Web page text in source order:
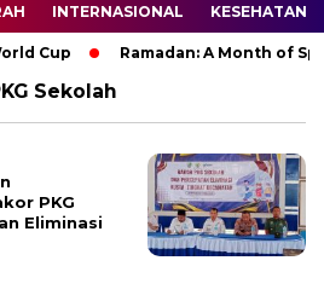
INTERNASIONAL KESEHATAN
Cup Ramadan: A Month of
Sekolah
PKG
Eliminasi